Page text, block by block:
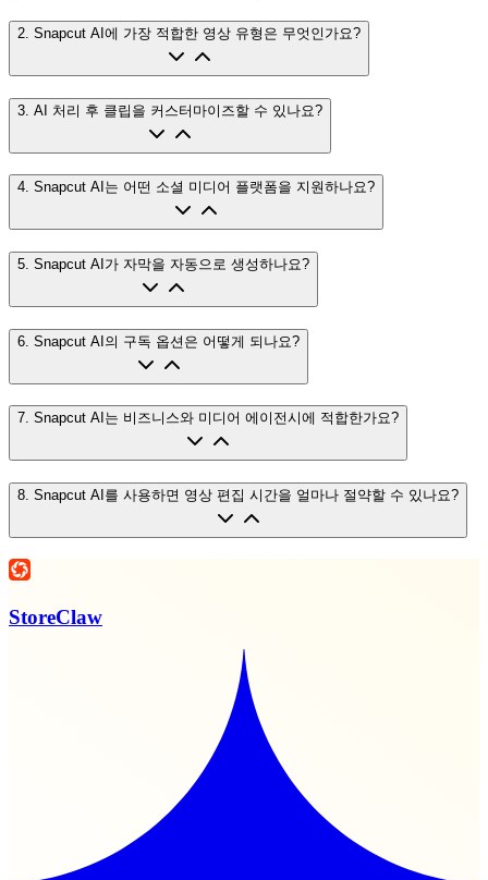
2 Snapcut AI에 가장 적합한 영상 유형은 무엇인가요?
3 AI 처리 후 클립을 커스터마이즈할 수 있나요?
4. Snapcut AI는 어떤 소셜 미디어 플랫폼을 지원하나요?
5. Snapcut AI가 자막을 자동으로 생성하나요?
6 Snapcut AI의 구독 옵션은 어떻게 되나요?
7. Snapcut AI는 비즈니스와 미디어 에이전시에 적합한가요?
8. Snapcut AI를 사용하면 영상 편집 시간을 얼마나 절약할 수 있나요?
StoreClaw